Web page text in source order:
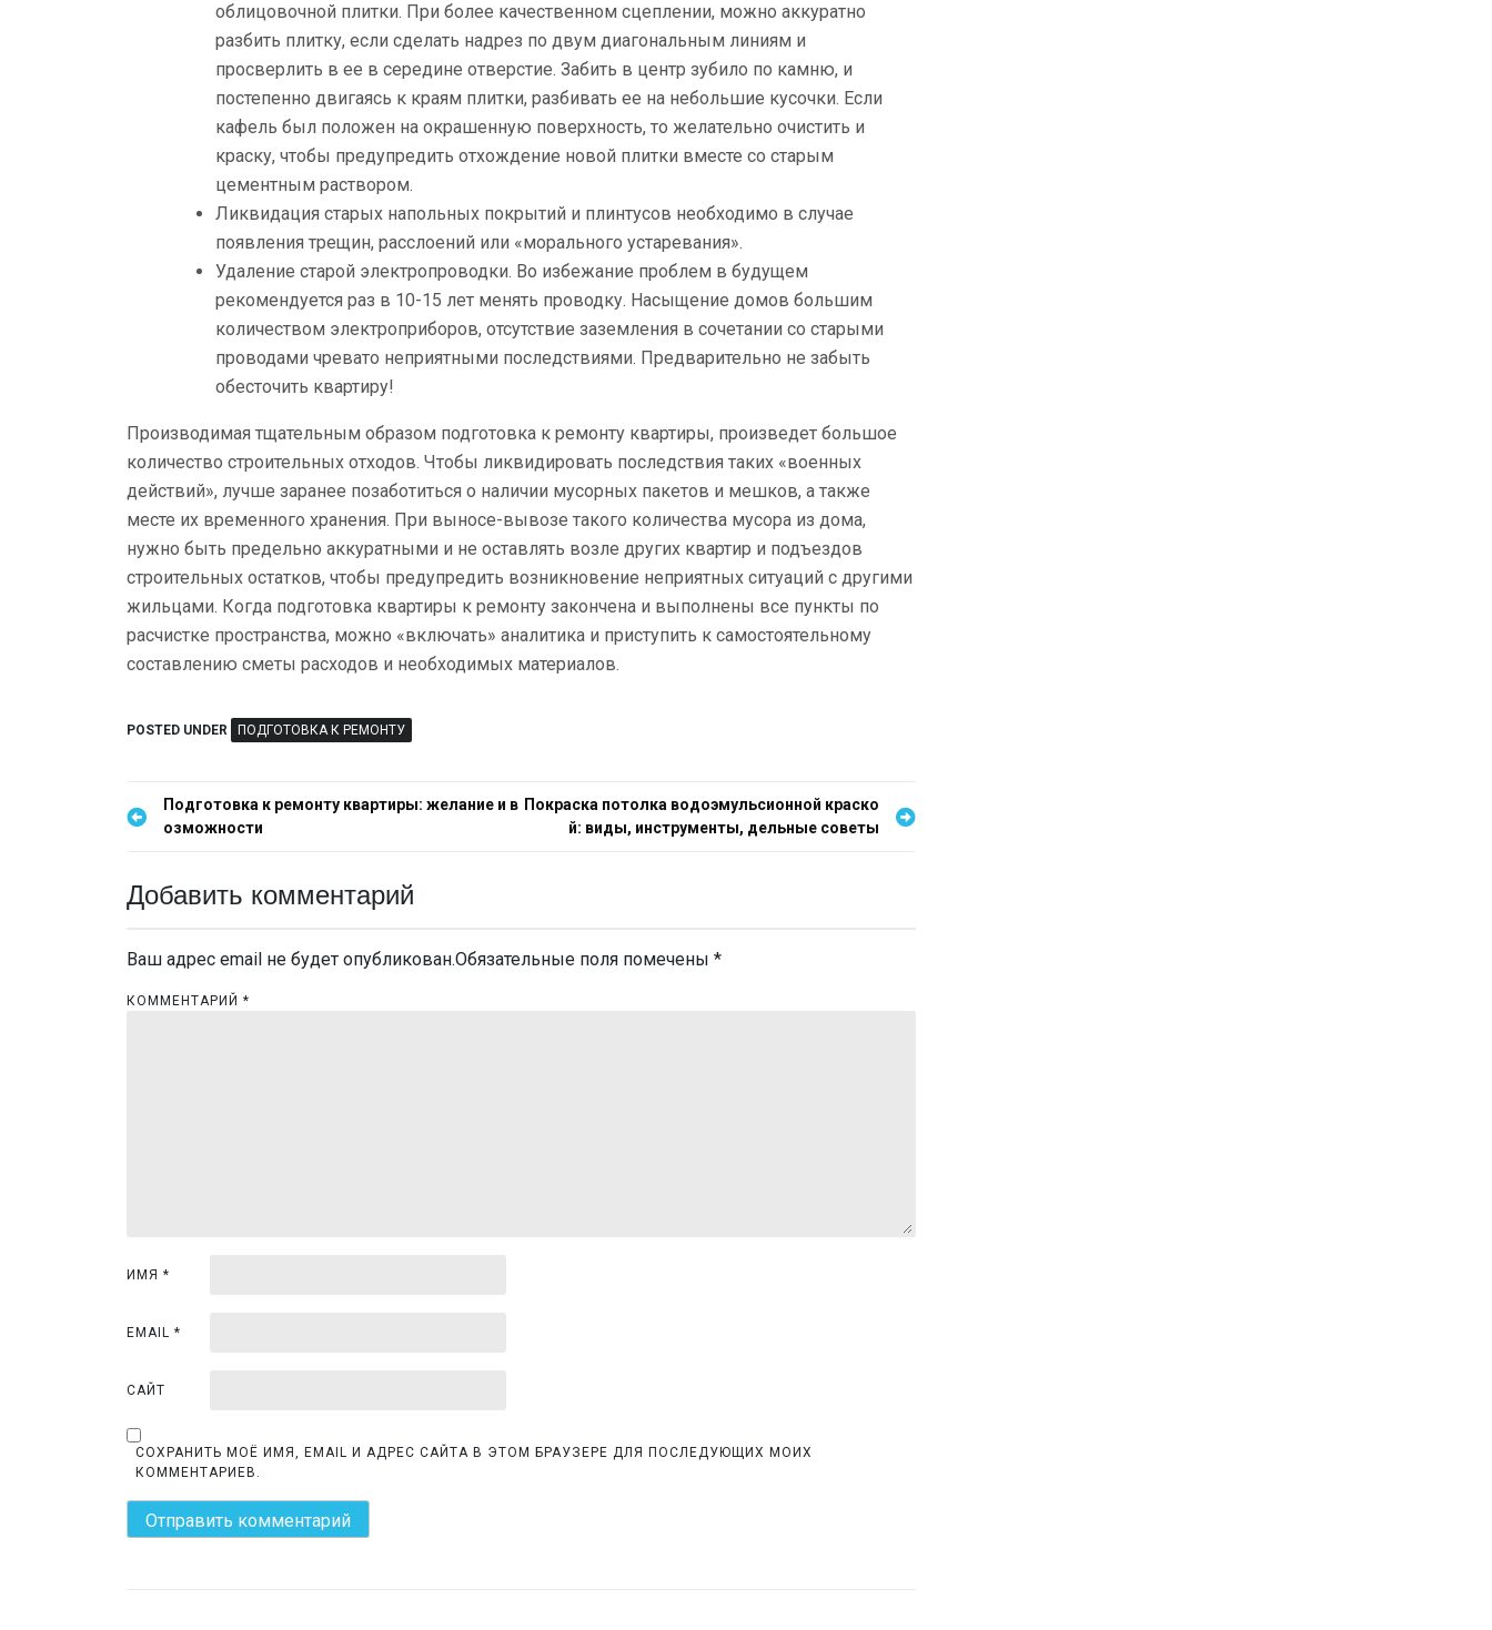
облицовочной плитки. При более качественном сцеплении, можно аккуратно
разбить плитку, если сделать надрез по двум диагональным линиям и
просверлить в ее в середине отверстие. Забить в центр зубило по камню, и
постепенно двигаясь к краям плитки, разбивать ее на небольшие кусочки. Если
кафель был положен на окрашенную поверхность, то желательно очистить и
краску, чтобы предупредить отхождение новой плитки вместе со старым
цементным раствором.
Ликвидация старых напольных покрытий и плинтусов необходимо в случае
появления трещин, расслоений или «морального устаревания».
Удаление старой электропроводки. Во избежание проблем в будущем
рекомендуется раз в 10-15 лет менять проводку. Насыщение домов большим
количеством электроприборов, отсутствие заземления в сочетании со старыми
проводами чревато неприятными последствиями. Предварительно не забыть
обесточить квартиру!
Производимая тщательным образом подготовка к ремонту квартиры, произведет большое
количество строительных отходов. Чтобы ликвидировать последствия таких «военных
действий», лучше заранее позаботиться о наличии мусорных пакетов и мешков, а также
месте их временного хранения. При выносе-вывозе такого количества мусора из дома,
нужно быть предельно аккуратными и не оставлять возле других квартир и подъездов
строительных остатков, чтобы предупредить возникновение неприятных ситуаций с другими
жильцами. Когда подготовка квартиры к ремонту закончена и выполнены все пункты по
расчистке пространства, можно «включать» аналитика и приступить к самостоятельному
составлению сметы расходов и необходимых материалов.
POSTED UNDER ПОДГОТОВКА К РЕМОНТУ
Н
в
з
а
и
с
я
м
Подготовка к ремонту квартиры: желание и в
озможности
Покраска потолка водоэмульсионной краско
й: виды, инструменты, дельные советы
Добавить комментарий
Ваш адрес email не будет опубликован.Обязательные поля помечены *
КОММЕНТАРИЙ *
ИМЯ *
EMAIL *
САЙТ
СОХРАНИТЬ МОЁ ИМЯ, EMAIL И АДРЕС САЙТА В ЭТОМ БРАУЗЕРЕ ДЛЯ ПОСЛЕДУЮЩИХ МОИХ
КОММЕНТАРИЕВ.